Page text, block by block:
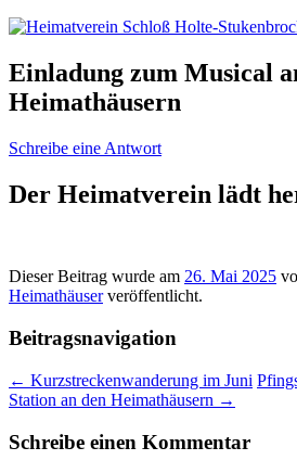
Einladung zum Musical
Heimathäusern
Schreibe eine Antwort
Der Heimatverein lädt
Dieser Beitrag wurde am 26. Mai 2025
Heimathäuserveröffentlicht.
Beitragsnavigation
← Kurzstreckenwanderung im Juni
Station an den Heimathäusern →
Schreibe einen Kommentar